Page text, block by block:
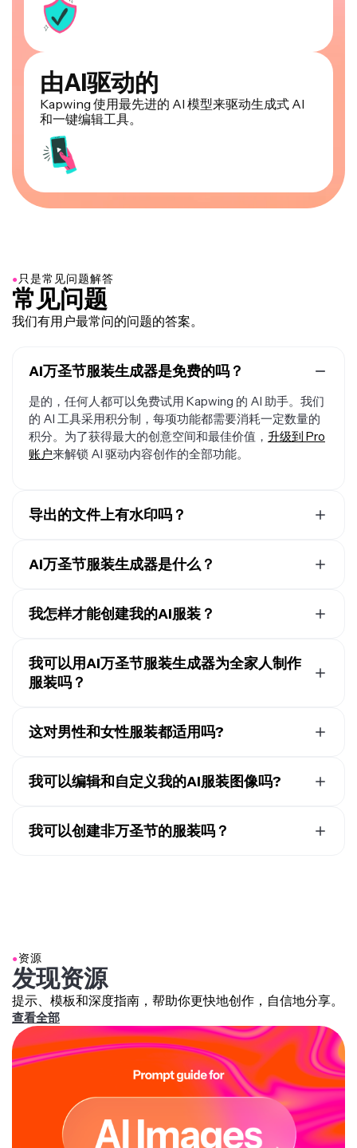
由AI驱动的
Kapwing 使用最先进的 AI 模型来驱动生成式 AI
和一键编辑工具。
●只是常见问题解答
常见问题
我们有用户最常问的问题的答案。
AI万圣节服装生成器是免费的吗？
是的，任何人都可以免费试用 Kapwing 的 AI 助手。我们
的 AI 工具采用积分制，每项功能都需要消耗一定数量的
积分。为了获得最大的创意空间和最佳价值， 升级到 Pro
账户来解锁 AI 驱动内容创作的全部功能。
导出的文件上有水印吗？
——包括 AI 万圣节服装生成器——都会带有水印。一旦你
AI万圣节服装生成器是什么？
立即向你展示任何万圣节服装的样子。只需上传一张照
生成一张逼真的图像。这个万圣节服装制作器非常适合在
派对前测试造型、规划DIY服装，或者在TikTok、
我怎样才能创建我的AI服装？
万圣节服装生成器来获取灵感），然后看着AI来改造你的
照片。你可以在几秒钟内试穿恐怖的万圣节服装创意、有
我可以用AI万圣节服装生成器为全家人制作
服装吗？
可以上传集体照或者把多张照片合并在一起来创建相配的
扮。
这对男性和女性服装都适用吗?
圣节服装创意，还是儿童友好型服装，万圣节服装创意生
服装创意。
我可以编辑和自定义我的AI服装图像吗?
的服装，或者将图像导入Kapwing的编辑工作室进行完全
我可以创建非万圣节的服装吗？
●资源
发现资源
提示、模板和深度指南，帮助你更快地创作，自信地分享。
查看全部